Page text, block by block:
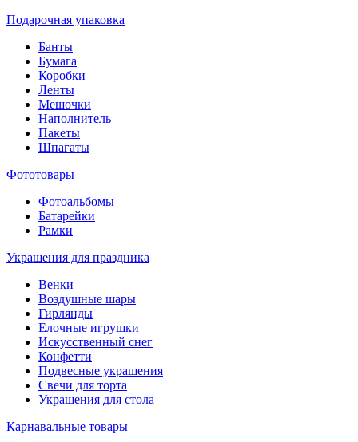
Подарочная упаковка
Банты
Бумага
Коробки
Ленты
Мешочки
Наполнитель
Пакеты
Шпагаты
Фототовары
Фотоальбомы
Батарейки
Рамки
Украшения для праздника
Венки
Воздушные шары
Гирлянды
Елочные игрушки
Искусственный снег
Конфетти
Подвесные украшения
Свечи для торта
Украшения для стола
Карнавальные товары